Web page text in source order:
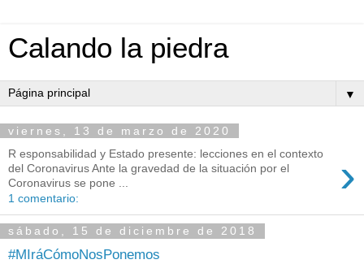
Calando la piedra
▼
viernes, 13 de marzo de 2020
›
R esponsabilidad y Estado presente: lecciones en el contexto
del Coronavirus Ante la gravedad de la situación por el
Coronavirus se pone ...
1 comentario:
sábado, 15 de diciembre de 2018
#MIráCómoNosPonemos